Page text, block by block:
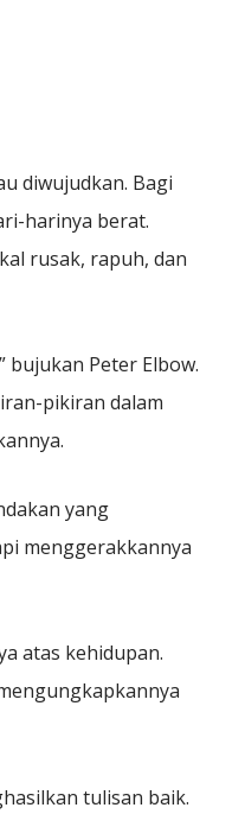
diwujudkan. Bagi
harinya berat.
rusak, rapuh, dan
bujukan Peter Elbow.
pikiran dalam
yang
menggerakkannya
atas kehidupan.
tulisan baik.